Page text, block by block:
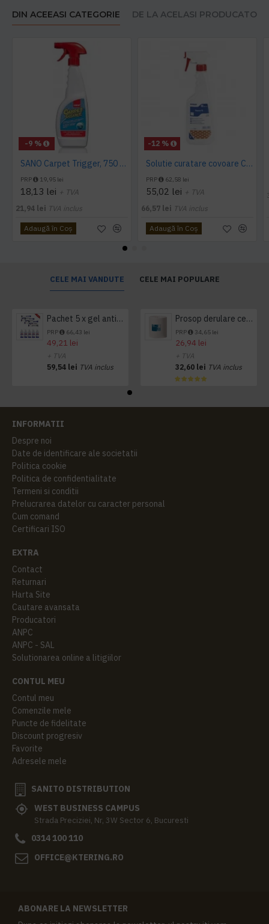
DIN ACEEASI CATEGORIE DE LA ACELASI PRODUCATOR
-9 %
SANO Carpet Trigger, 750 ml
PRP 19,95 lei
18,13 lei + TVA
21,94 lei TVA inclus
Adaugă în Coş
-12 %
Solutie curatare covoare CARPET B 500ml Ecolab
PRP 62,58 lei
55,02 lei + TVA
66,57 lei TVA inclus
Adaugă în Coş
CELE MAI VANDUTE CELE MAI POPULARE
Pachet 5 x gel antibacterian 50ml si 3 x Servetele antibacteriene 48 buc Hygienium
PRP 66,43 lei
49,21 lei
+ TVA
59,54 lei TVA inclus
Prosop derulare centrala 1 pliu, 300 m Tork
PRP 34,65 lei
26,94 lei
+ TVA
32,60 lei TVA inclus
INFORMATII
Despre noi
Date de identificare ale societatii
Politica cookie
Politica de confidentialitate
Termeni si conditii
Prelucrarea datelor cu caracter personal
Cum comand
Certificari ISO
EXTRA
Contact
Returnari
Harta Site
Cautare avansata
Producatori
ANPC
ANPC - SAL
Solutionarea online a litigiilor
CONTUL MEU
Contul meu
Comenzile mele
Puncte de fidelitate
Discount progresiv
Favorite
Adresele mele
SANITO DISTRIBUTION
WEST BUSINESS CAMPUS
Strada Preciziei, Nr, 3W Sector 6, Bucuresti
0314 100 110
OFFICE@KTERING.RO
ABONARE LA NEWSLETTER